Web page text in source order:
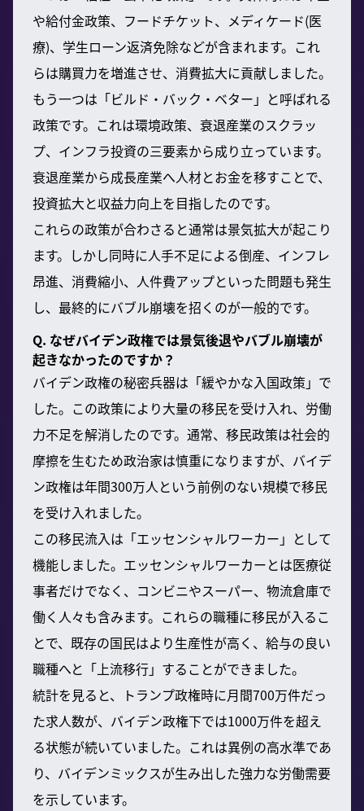
や給付金政策、フードチケット、メディケード(医
療)、学生ローン返済免除などが含まれます。これ
らは購買力を増進させ、消費拡大に貢献しました。
もう一つは「ビルド・バック・ベター」と呼ばれる
政策です。これは環境政策、衰退産業のスクラッ
プ、インフラ投資の三要素から成り立っています。
衰退産業から成長産業へ人材とお金を移すことで、
投資拡大と収益力向上を目指したのです。
これらの政策が合わさると通常は景気拡大が起こり
ます。しかし同時に人手不足による倒産、インフレ
昂進、消費縮小、人件費アップといった問題も発生
し、最終的にバブル崩壊を招くのが一般的です。
Q. なぜバイデン政権では景気後退やバブル崩壊が
起きなかったのですか？
バイデン政権の秘密兵器は「緩やかな入国政策」で
した。この政策により大量の移民を受け入れ、労働
力不足を解消したのです。通常、移民政策は社会的
摩擦を生むため政治家は慎重になりますが、バイデ
ン政権は年間300万人という前例のない規模で移民
を受け入れました。
この移民流入は「エッセンシャルワーカー」として
機能しました。エッセンシャルワーカーとは医療従
事者だけでなく、コンビニやスーパー、物流倉庫で
働く人々も含みます。これらの職種に移民が入るこ
とで、既存の国民はより生産性が高く、給与の良い
職種へと「上流移行」することができました。
統計を見ると、トランプ政権時に月間700万件だっ
た求人数が、バイデン政権下では1000万件を超え
る状態が続いていました。これは異例の高水準であ
り、バイデンミックスが生み出した強力な労働需要
を示しています。